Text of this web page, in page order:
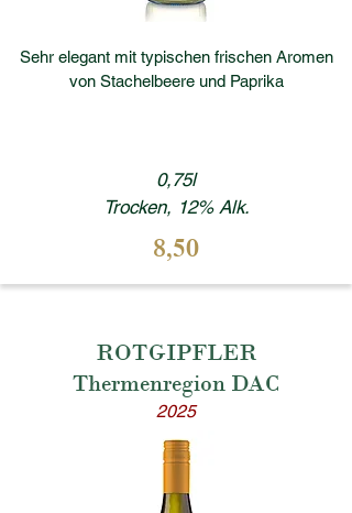
Sehr elegant mit typischen frischen Aromen
von Stachelbeere und Paprika
0,75l
Trocken, 12% Alk.
8,50
ROTGIPFLER
Thermenregion DAC
2025